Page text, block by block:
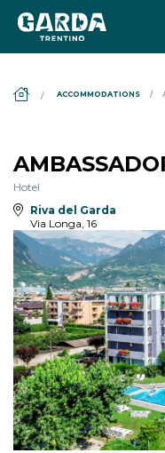
ACCOMMODATIONS
Hotel
Riva del Garda
Via Longa, 16